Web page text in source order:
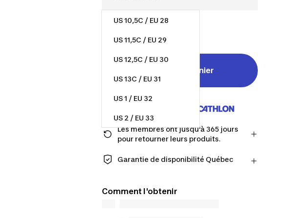
US 10,5C / EU 28
US 11,5C / EU 29
US 12,5C / EU 30
US 13C / EU 31
US 1 / EU 32
US 2 / EU 33
US 2,5 / EU 34
Ajouter au panier
Les membres ont jusqu'à 365 jours
pour retourner leurs produits.
et obtenez plus de temps pour
En savoir plus
Garantie de disponibilité Québec
offre une vaste sélection de services de
Comment l'obtenir